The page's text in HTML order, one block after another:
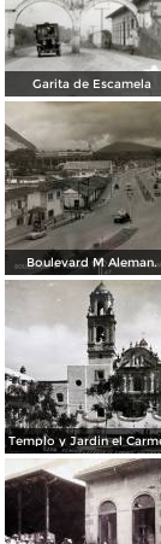
Garita de Escamela
Boulevard M Aleman.